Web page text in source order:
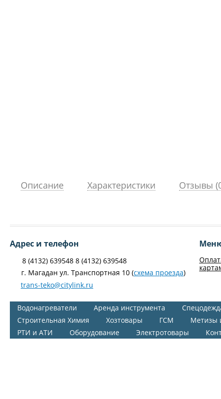
Описание Характеристики Отзывы
Адрес и телефон
8 (4132) 639548 8 (4132) 639548
г. Магадан ул. Транспортная 10 (схема проезда)
trans-teko@citylink.ru
Водонагреватели Аренда инструмента
Строительная Химия
Хозтовары ГСМ
Метизы
РТИ и АТИ
Оборудование Электротовары